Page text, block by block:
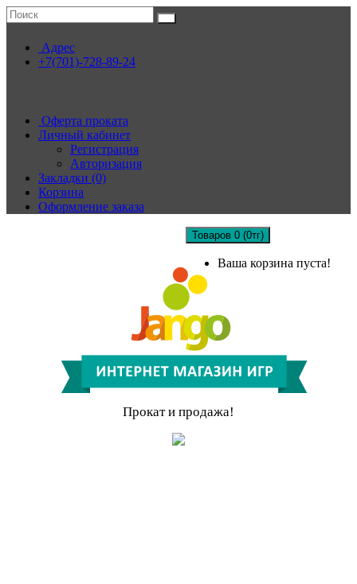
Адрес
+7(701)-728-89-24
Оферта проката
Личный кабинет
Регистрация
Авторизация
Закладки (0)
Корзина
Оформление заказа
Товаров 0 (0тг)
Ваша корзина пуста!
Прокат и продажа!